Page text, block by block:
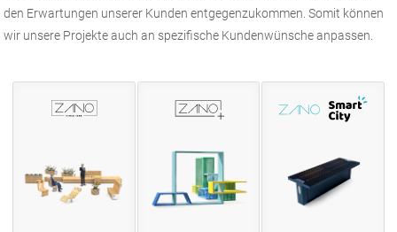
den Erwartungen unserer Kunden entgegenzukommen. Somit können
wir unsere Projekte auch an spezifische Kundenwünsche anpassen.